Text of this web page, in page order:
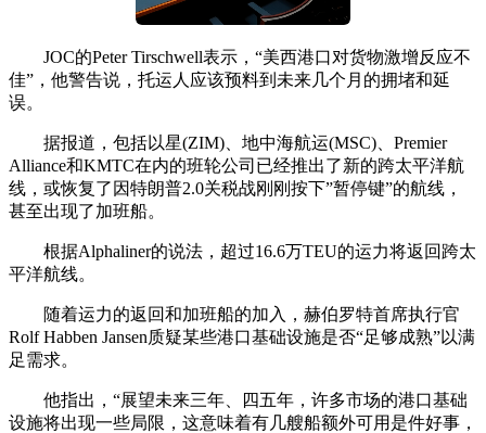
JOC的Peter Tirschwell表示，“美西港口对货物激增反应不
佳”，他警告说，托运人应该预料到未来几个月的拥堵和延
误。
据报道，包括以星(ZIM)、地中海航运(MSC)、Premier
Alliance和KMTC在内的班轮公司已经推出了新的跨太平洋航
线，或恢复了因特朗普2.0关税战刚刚按下”暂停键”的航线，
甚至出现了加班船。
根据Alphaliner的说法，超过16.6万TEU的运力将返回跨太
平洋航线。
随着运力的返回和加班船的加入，赫伯罗特首席执行官
Rolf Habben Jansen质疑某些港口基础设施是否“足够成熟”以满
足需求。
他指出，“展望未来三年、四五年，许多市场的港口基础
设施将出现一些局限，这意味着有几艘船额外可用是件好事，